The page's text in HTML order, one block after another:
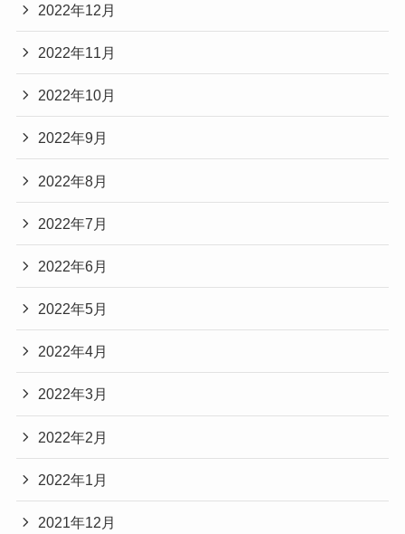
2022年12月
2022年11月
2022年10月
2022年9月
2022年8月
2022年7月
2022年6月
2022年5月
2022年4月
2022年3月
2022年2月
2022年1月
2021年12月